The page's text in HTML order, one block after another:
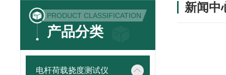
PRODUCT CLASSIFICATION
产品分类
电杆荷载挠度测试仪
新闻中